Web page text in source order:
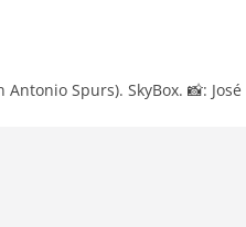
Spurs). SkyBox. 📸: